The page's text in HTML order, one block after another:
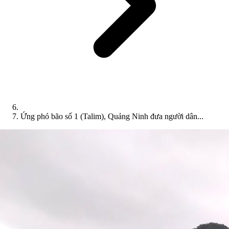
Ứng phó bão số 1 (Talim), Quảng Ninh đưa người dân...